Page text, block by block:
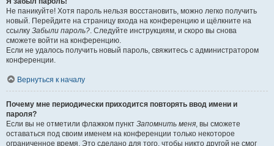
Не паникуйте! Хотя пароль нельзя восстановить, можно легко получить
новый. Перейдите на страницу входа на конференцию и щёлкните на
ссылку Забыли пароль?. Следуйте инструкциям, и скоро вы снова
сможете войти на конференцию.
Если не удалось получить новый пароль, свяжитесь с администратором
конференции.
Вернуться к началу
Почему мне периодически приходится повторять ввод имени и
пароля?
Если вы не отметили флажком пункт Запомнить меня, вы сможете
оставаться под своим именем на конференции только некоторое
ограниченное время. Это сделано для того, чтобы никто другой не смог